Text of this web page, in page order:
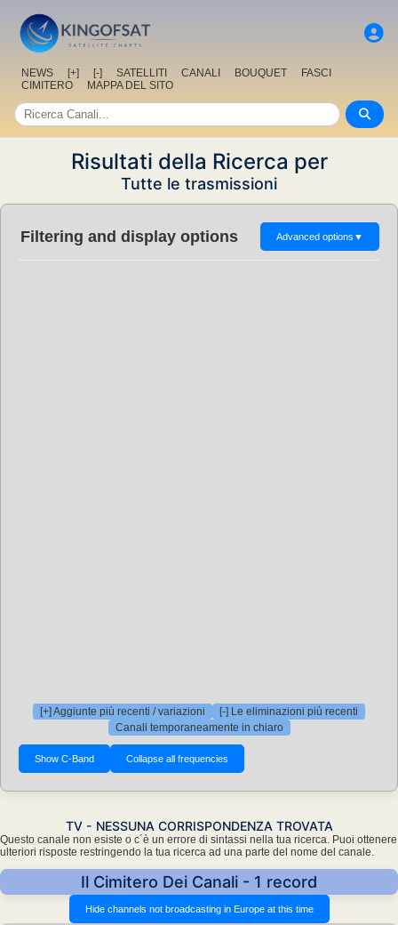
NEWS [+] [-] SATELLITI CANALI BOUQUET
FASCI
CIMITERO
MAPPA DEL SITO
Risultati della Ricerca per
Tutte le trasmissioni
Filtering and display options Advanced options ▼
[+] Aggiunte più recenti / variazioni
[-] Le eliminazioni più recenti
Canali temporaneamente in chiaro
TV - NESSUNA CORRISPONDENZA TROVATA
Questo canale non esiste o c´è un errore di sintassi nella tua ricerca. Puoi ottenere
ulteriori risposte restringendo la tua ricerca ad una parte del nome del canale.
Il Cimitero Dei Canali - 1 record